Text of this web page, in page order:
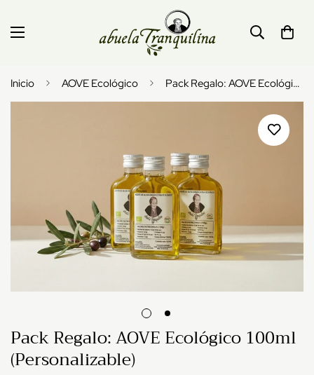
Inicio AOVE Ecológico Pack Regalo: AOVE Ecológico 100ml (Personalizable)
Pack Regalo: AOVE Ecológico 100ml
(Personalizable)